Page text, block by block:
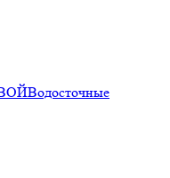
Водосточные